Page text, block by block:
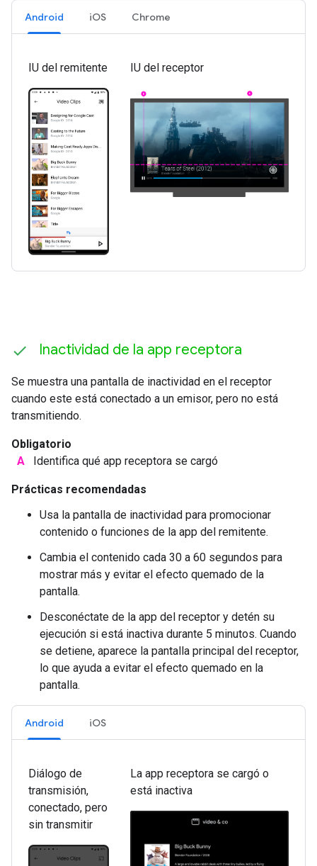
Android iOS Chrome
IU del remitente IU del receptor
Inactividad de la app receptora
Se muestra una pantalla de inactividad en el receptor
cuando este está conectado a un emisor, pero no está
transmitiendo.
Obligatorio
A
Identifica qué app receptora se cargó
Prácticas recomendadas
Usa la pantalla de inactividad para promocionar
contenido o funciones de la app del remitente.
Cambia el contenido cada 30 a 60 segundos para
mostrar más y evitar el efecto quemado de la
pantalla.
Desconéctate de la app del receptor y detén su
ejecución si está inactiva durante 5 minutos. Cuando
se detiene, aparece la pantalla principal del receptor,
lo que ayuda a evitar el efecto quemado en la
pantalla.
Android iOS
Diálogo de
transmisión,
conectado, pero
sin transmitir
La app receptora se cargó o
está inactiva